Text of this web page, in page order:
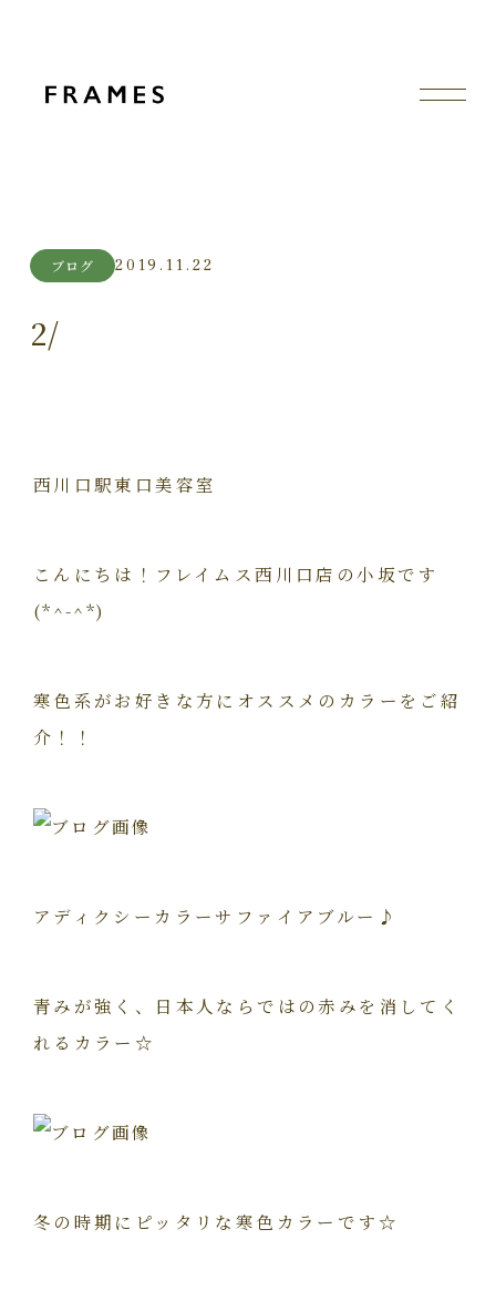
ブログ 2019.11.22
2/
西川口駅東口美容室
こんにちは！フレイムス西川口店の小坂です
(*^-^*)
寒色系がお好きな方にオススメのカラーをご紹
介！！
アディクシーカラーサファイアブルー♪
青みが強く、日本人ならではの赤みを消してく
れるカラー☆
冬の時期にピッタリな寒色カラーです☆